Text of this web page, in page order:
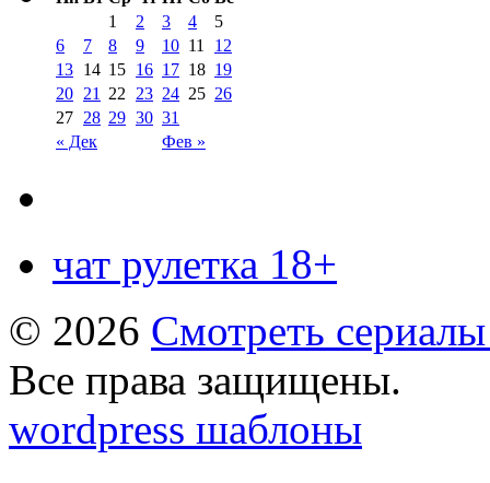
« Дек Фев »
1 2 3 4
5
6
7 8 9 10 11
12
13 14 15 16 17 18 19
20 21 22 23 24 25 26
27 28 29 30 31
чат рулетка 18+
© 2026 Смотреть
Все права защищены.
wordpress шаблоны